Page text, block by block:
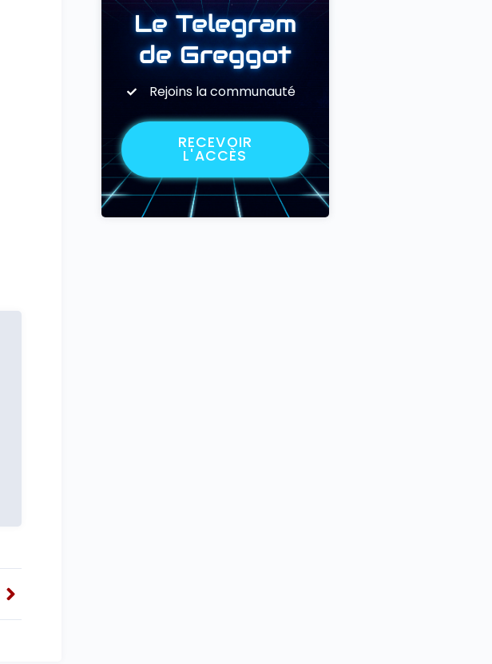
Le Telegram
de Greggot
Rejoins la communauté
RECEVOIR
L'ACCÈS